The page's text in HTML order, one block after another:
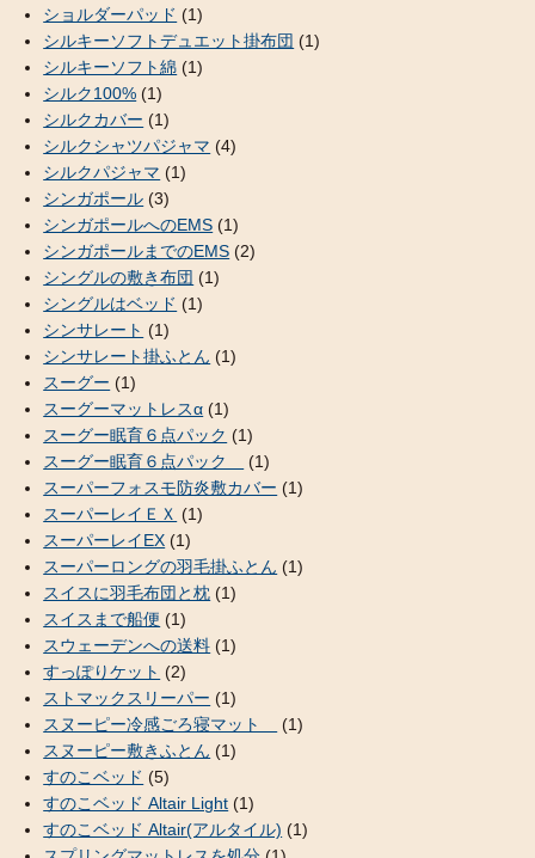
ショルダーパッド (1)
シルキーソフトデュエット掛布団 (1)
シルキーソフト綿 (1)
シルク100% (1)
シルクカバー (1)
シルクシャツパジャマ (4)
シルクパジャマ (1)
シンガポール (3)
シンガポールへのEMS (1)
シンガポールまでのEMS (2)
シングルの敷き布団 (1)
シングルはベッド (1)
シンサレート (1)
シンサレート掛ふとん (1)
スーグー (1)
スーグーマットレスα (1)
スーグー眠育６点パック (1)
スーグー眠育６点パック
(1)
スーパーフォスモ防炎敷カバー (1)
スーパーレイＥＸ (1)
スーパーレイEX (1)
スーパーロングの羽毛掛ふとん (1)
スイスに羽毛布団と枕 (1)
スイスまで船便 (1)
スウェーデンへの送料 (1)
すっぽりケット (2)
ストマックスリーパー (1)
スヌーピー冷感ごろ寝マット
(1)
スヌーピー敷きふとん (1)
すのこベッド (5)
すのこベッド Altair Light (1)
すのこベッド Altair(アルタイル) (1)